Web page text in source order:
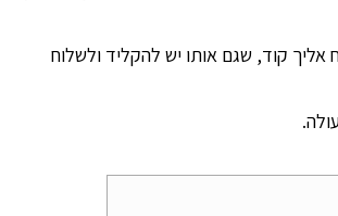
אליך קוד, שגם אותו יש להקליד ולשלוח